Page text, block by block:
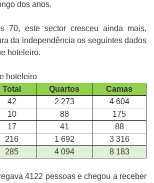
dos anos.
70, este sector cresceu ainda mais,
da independência os seguintes dados
hoteleiro.
hoteleiro
Total
Quartos
Camas
42 2 273
4 604
10 88
175
17 41
88
216 1 692
3 316
285 4 094 8 183
4122 pessoas e chegou a receber